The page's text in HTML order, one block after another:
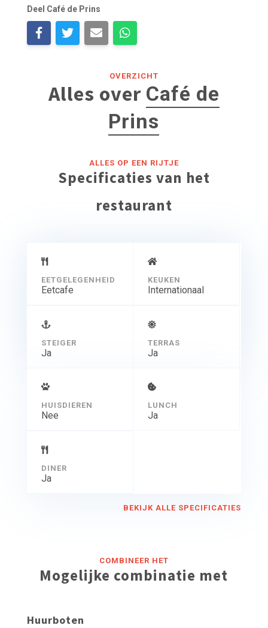
Deel Café de Prins
OVERZICHT
Alles over Café de
Prins
ALLES OP EEN RIJTJE
Specificaties van het
restaurant
EETGELEGENHEID
Eetcafe
KEUKEN
Internationaal
STEIGER
Ja
TERRAS
Ja
HUISDIEREN
Nee
LUNCH
Ja
DINER
Ja
BEKIJK ALLE SPECIFICATIES
COMBINEER HET
Mogelijke combinatie met
Huurboten